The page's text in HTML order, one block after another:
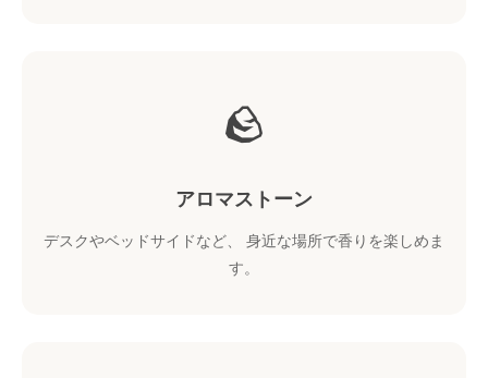
🪨
アロマストーン
デスクやベッドサイドなど、 身近な場所で香りを楽しめま
す。